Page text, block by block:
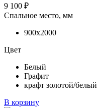
9 100 ₽
Спальное место, мм
900х2000
Цвет
Белый
Графит
крафт золотой/белый
В корзину